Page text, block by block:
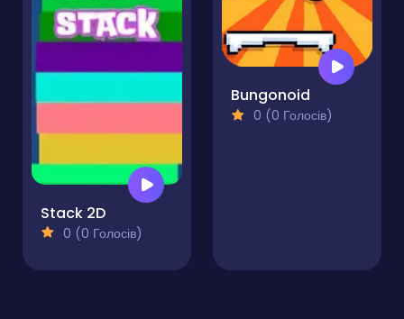
Stack 2D
0 (0 Голосів)
Bungonoid
0 (0 Голосів)